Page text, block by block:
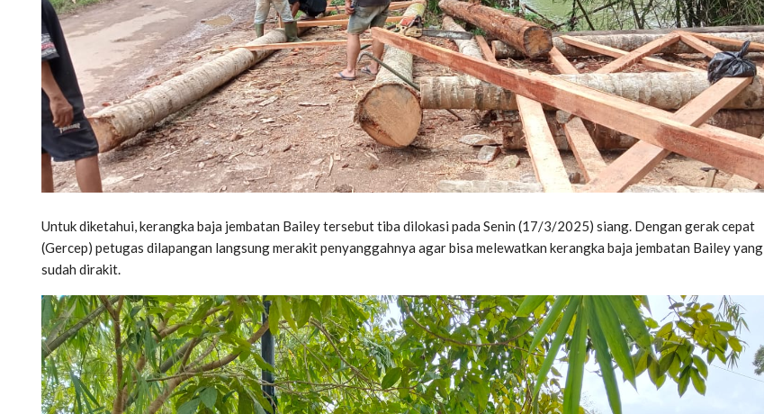
Untuk diketahui, kerangka baja jembatan Bailey tersebut tiba dilokasi pada Senin (17/3/2025) siang. Dengan gerak cepat
(Gercep) petugas dilapangan langsung merakit penyanggahnya agar bisa melewatkan kerangka baja jembatan Bailey yang
sudah dirakit.